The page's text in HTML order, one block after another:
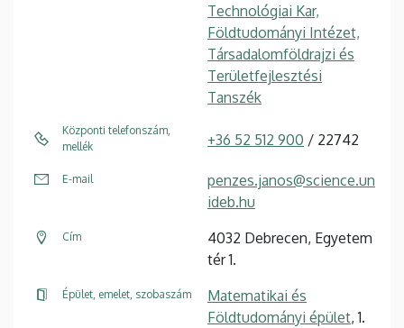
Technológiai Kar,
Földtudományi Intézet,
Társadalomföldrajzi és
Területfejlesztési
Tanszék
Központi telefonszám,
mellék
+36 52 512 900 / 22742
E-mail
penzes.janos@science.un
ideb.hu
Cím
4032 Debrecen, Egyetem
tér 1.
Épület, emelet, szobaszám
Matematikai és
Földtudományi épület, 1.